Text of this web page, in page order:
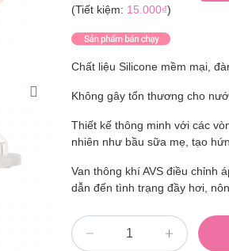
(Tiết kiệm: 15.000₫)
Chất liệu Silicone mềm mại,
Không gây tổn thương cho
Thiết kế thông minh với các
nhiên như bầu sữa mẹ, tạo
Van thông khí AVS điều chỉnh
dẫn đến tình trạng đầy hơi,